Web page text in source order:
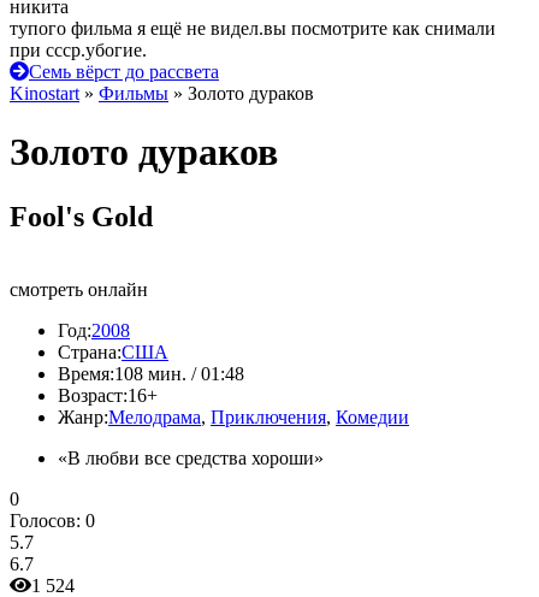
никита
тупого фильма я ещё не видел.вы посмотрите как снимали
при ссср.убогие.
Семь вёрст до рассвета
Kinostart » Фильмы » Золото дураков
Золото дураков
Fool's Gold
смотреть онлайн
Год:2008
Страна:США
Время:108 мин. / 01:48
Возраст:16+
Жанр:Мелодрама, Приключения, Комедии
«В любви все средства хороши»
0
Голосов: 0
5.7
6.7
1 524